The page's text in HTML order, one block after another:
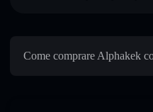
Come comprare Alphakek